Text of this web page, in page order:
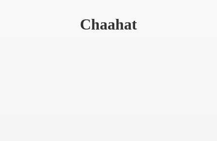
Chaahat